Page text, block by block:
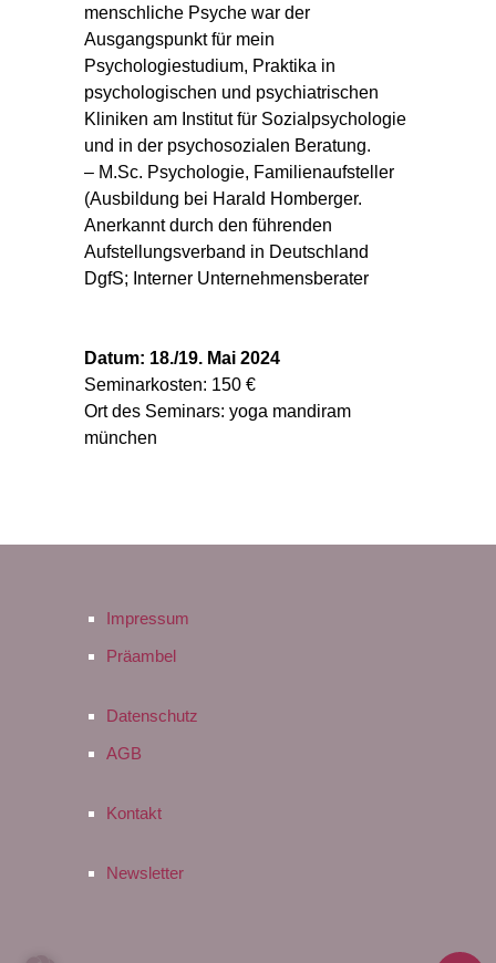
menschliche Psyche war der
Ausgangspunkt für mein
Psychologiestudium, Praktika in
psychologischen und psychiatrischen
Kliniken am Institut für Sozialpsychologie
und in der psychosozialen Beratung.
– M.Sc. Psychologie, Familienaufsteller
(Ausbildung bei Harald Homberger.
Anerkannt durch den führenden
Aufstellungsverband in Deutschland
DgfS; Interner Unternehmensberater
Datum: 18./19. Mai 2024
Seminarkosten: 150 €
Ort des Seminars: yoga mandiram
münchen
Impressum
Präambel
Datenschutz
AGB
Kontakt
Newsletter